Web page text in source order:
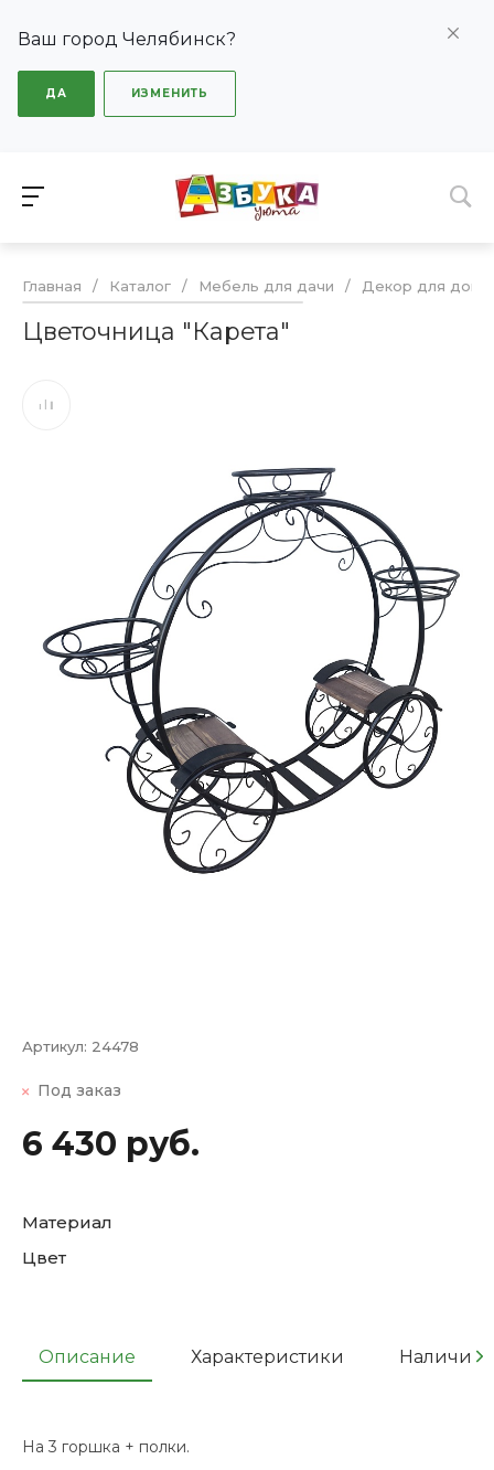
Ваш город Челябинск?
ДА ИЗМЕНИТЬ
Главная / Каталог / Мебель для дачи / Декор для дома
Цветочница "Карета"
Артикул: 24478
Под заказ
6 430 руб.
Материал
Цвет
Описание Характеристики Наличие
На 3 горшка + полки.